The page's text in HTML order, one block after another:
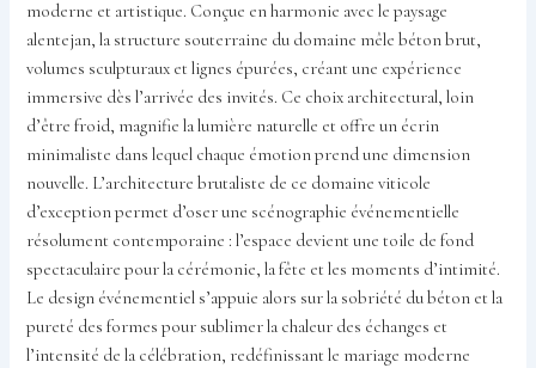
moderne et artistique. Conçue en harmonie avec le paysage
alentejan, la structure souterraine du domaine mêle béton brut,
volumes sculpturaux et lignes épurées, créant une expérience
immersive dès l’arrivée des invités. Ce choix architectural, loin
d’être froid, magnifie la lumière naturelle et offre un écrin
minimaliste dans lequel chaque émotion prend une dimension
nouvelle. L’architecture brutaliste de ce domaine viticole
d’exception permet d’oser une scénographie événementielle
résolument contemporaine : l’espace devient une toile de fond
spectaculaire pour la cérémonie, la fête et les moments d’intimité.
Le design événementiel s’appuie alors sur la sobriété du béton et la
pureté des formes pour sublimer la chaleur des échanges et
l’intensité de la célébration, redéfinissant le mariage moderne